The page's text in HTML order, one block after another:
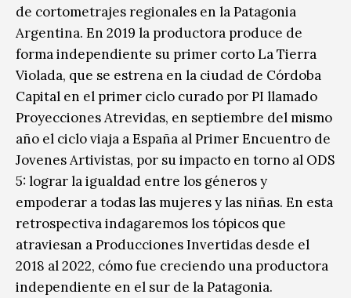
de cortometrajes regionales en la Patagonia
Argentina. En 2019 la productora produce de
forma independiente su primer corto La Tierra
Violada, que se estrena en la ciudad de Córdoba
Capital en el primer ciclo curado por PI llamado
Proyecciones Atrevidas, en septiembre del mismo
año el ciclo viaja a España al Primer Encuentro de
Jovenes Artivistas, por su impacto en torno al ODS
5: lograr la igualdad entre los géneros y
empoderar a todas las mujeres y las niñas. En esta
retrospectiva indagaremos los tópicos que
atraviesan a Producciones Invertidas desde el
2018 al 2022, cómo fue creciendo una productora
independiente en el sur de la Patagonia.